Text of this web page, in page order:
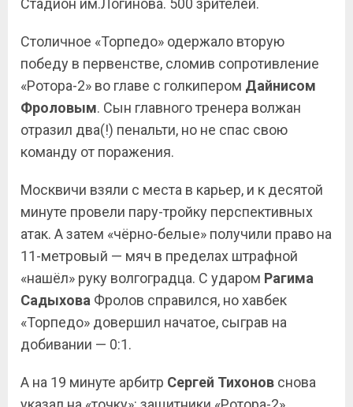
Стадион им.Логинова. 500 зрителей.
Столичное «Торпедо» одержало вторую
победу в первенстве, сломив сопротивление
«Ротора-2» во главе с голкипером Дайнисом
Фроловым. Сын главного тренера волжан
отразил два(!) пенальти, но не спас свою
команду от поражения.
Москвичи взяли с места в карьер, и к десятой
минуте провели пару-тройку перспективных
атак. А затем «чёрно-белые» получили право на
11-метровый — мяч в пределах штрафной
«нашёл» руку волгоградца. С ударом Рагима
Садыхова Фролов справился, но хавбек
«Торпедо» довершил начатое, сыграв на
добивании — 0:1.
А на 19 минуте арбитр Сергей Тихонов снова